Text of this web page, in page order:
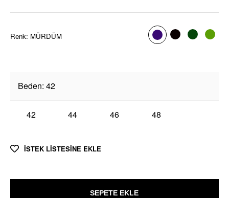
Renk: MÜRDÜM
Beden: 42
42 44 46 48
İSTEK LİSTESİNE EKLE
SEPETE EKLE